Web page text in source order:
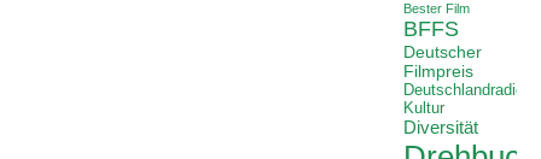
Bester Film
BFFS
Deutscher
Filmpreis
Deutschlandradio
Kultur
Diversität